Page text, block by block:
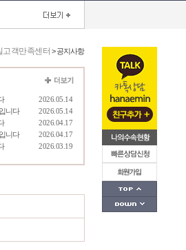
고객만족센터 > 공지사항
2026.05.14
니다
2026.05.14
2026.04.17
니다
2026.04.17
2026.03.19